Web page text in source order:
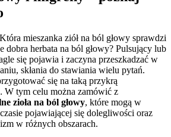
mieszanka ziół na ból głowy sprawdzi
dobra herbata na ból głowy? Pulsujący lub
się pojawia i zaczyna przeszkadzać w
skłania do stawiania wielu pytań.
się na taką przykrą
W tym celu można zamówić z
zioła na ból głowy, które mogą w
pojawiającej się dolegliwości oraz
w różnych obszarach.